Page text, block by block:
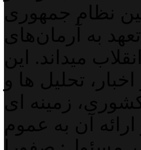
نظام جمهوری
به آرمان‌های
میداند. این
تحلیل ها و
زمینه ای
آن به عموم